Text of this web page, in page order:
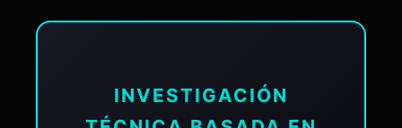
INVESTIGACIÓN